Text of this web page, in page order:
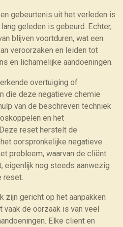
gebeurtenis uit het verleden is
geleden is gebeurd. Echter,
blijven voortduren, wat een
veroorzaken en leiden tot
en lichamelijke aandoeningen.
overtuiging of
die deze negatieve chemie
van de beschreven techniek
en het
reset herstelt de
oorspronkelijke negatieve
probleem, waarvan de cliënt
eigenlijk nog steeds aanwezig
reset.
zijn gericht op het aanpakken
vaak de oorzaak is van veel
Elke cliënt en